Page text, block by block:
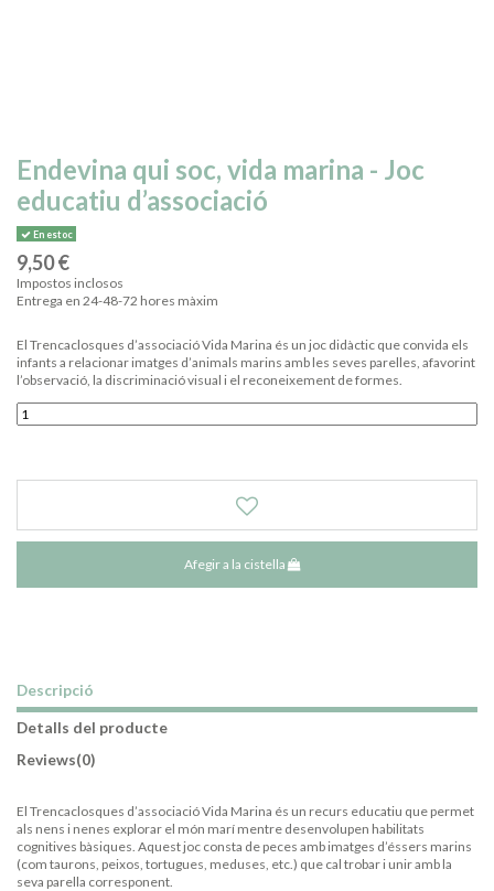
Endevina qui soc, vida marina - Joc
educatiu d’associació
En estoc
9,50 €
Impostos inclosos
Entrega en 24-48-72 hores màxim
El Trencaclosques d’associació Vida Marina és un joc didàctic que convida els
infants a relacionar imatges d’animals marins amb les seves parelles, afavorint
l’observació, la discriminació visual i el reconeixement de formes.
Afegir a la cistella
Descripció
Detalls del producte
Reviews(0)
El Trencaclosques d’associació Vida Marina és un recurs educatiu que permet
als nens i nenes explorar el món marí mentre desenvolupen habilitats
cognitives bàsiques. Aquest joc consta de peces amb imatges d’éssers marins
(com taurons, peixos, tortugues, meduses, etc.) que cal trobar i unir amb la
seva parella corresponent.